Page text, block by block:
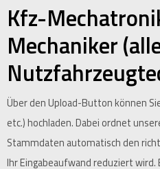
Kfz-
Mechaniker
Über den Upload-Button können
etc.) hochladen. Dabei ordnet
Stammdaten automatisch den
Ihr Eingabeaufwand reduziert